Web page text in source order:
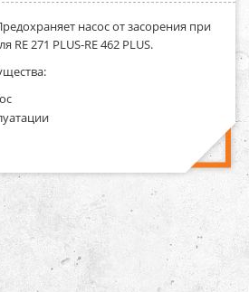
насос от засорения при
271 PLUS-RE 462 PLUS.